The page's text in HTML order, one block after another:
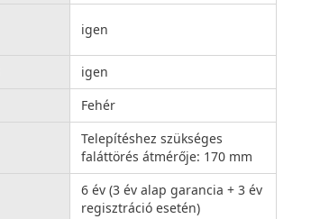
igen
igen
Fehér
Telepítéshez szükséges
faláttörés átmérője: 170 mm
6 év (3 év alap garancia + 3 év
regisztráció esetén)